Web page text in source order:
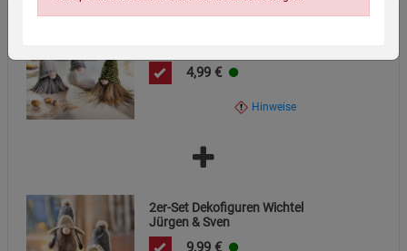
4,99 €
Hinweise
2er-Set Dekofiguren Wichtel
Jürgen & Sven
9,99 €
Einstellungen speichern für die GruppeEinstellungen speichern für die Gruppe
Zurück Einstellungen speichern für die Gruppe
Einwilligung nicht erteilen